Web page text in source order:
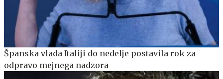
Španska vlada Italiji do nedelje postavila rok za
odpravo mejnega nadzora